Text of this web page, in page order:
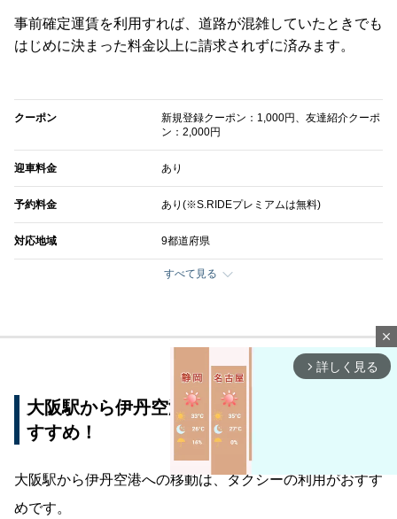
事前確定運賃を利用すれば、道路が混雑していたときでも
はじめに決まった料金以上に請求されずに済みます。
クーポン
新規登録クーポン：1,000円、友達紹介クーポ
ン：2,000円
迎車料金 あり
予約料金 あり(※S.RIDEプレミアムは無料)
対応地域 9都道府県
すべて見る
大阪駅から伊丹空港への移動はタクシーがお
すすめ！
大阪駅から伊丹空港への移動は、タクシーの利用がおすす
めです。
close
arrow_forward_ios 詳しく見る